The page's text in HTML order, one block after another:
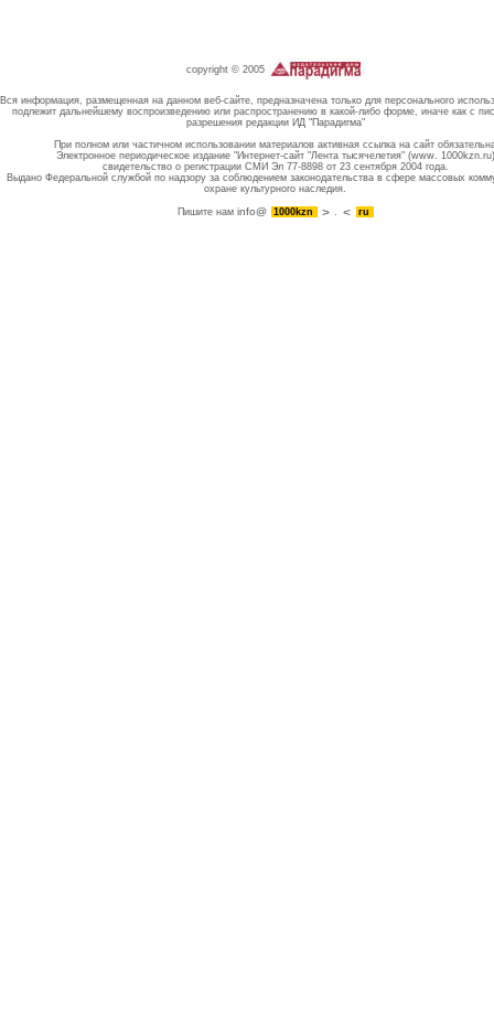
copyright © 2005
Вся информация, размещенная на данном веб-сайте, предназначена только для персонального
подлежит дальнейшему воспроизведению или распространению в какой-либо форме, иначе как с
разрешения редакции ИД "Парадигма"
При полном или частичном использовании материалов активная ссылка на сайт
Электронное периодическое издание "Интернет-сайт "Лента тысячелетия" (www. 1000kzn.ru)
свидетельство о регистрации СМИ Эл 77-8898 от 23 сентября 2004 года.
Выдано Федеральной службой по надзору за соблюдением законодательства в сфере массовых
охране культурного наследия.
Пишите намinfo@ 1000kzn . ru